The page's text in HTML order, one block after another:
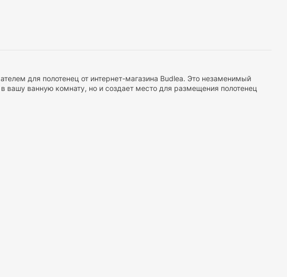
для полотенец от интернет-магазина Budlea. Это незаменимый
вашу ванную комнату, но и создает место для размещения полотенец